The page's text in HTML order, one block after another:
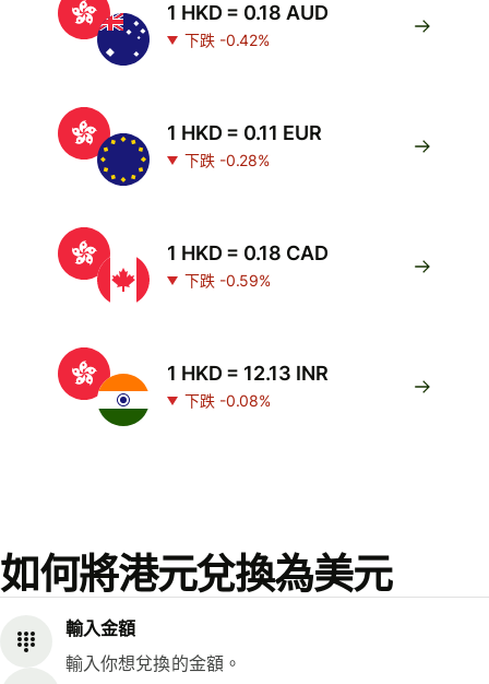
1 HKD = 0.18 AUD
下跌 -0.42%
1 HKD = 0.11 EUR
下跌 -0.28%
1 HKD = 0.18 CAD
下跌 -0.59%
1 HKD = 12.13 INR
下跌 -0.08%
如何將港元兌換為美元
輸入金額
輸入你想兌換的金額。